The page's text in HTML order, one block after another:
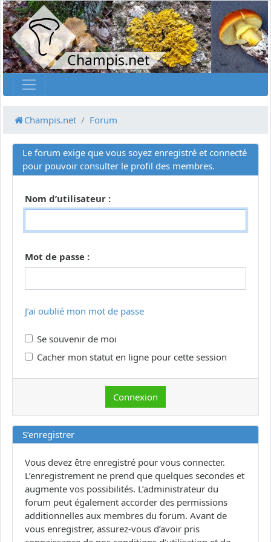
Champis.net
Champis.net Forum
Le forum exige que vous soyez enregistré et connecté
pour pouvoir consulter le profil des membres.
Nom d’utilisateur :
Mot de passe :
J’ai oublié mon mot de passe
Se souvenir de moi
Cacher mon statut en ligne pour cette session
S’enregistrer
Vous devez être enregistré pour vous connecter.
L’enregistrement ne prend que quelques secondes et
augmente vos possibilités. L’administrateur du
forum peut également accorder des permissions
additionnelles aux membres du forum. Avant de
vous enregistrer, assurez-vous d’avoir pris